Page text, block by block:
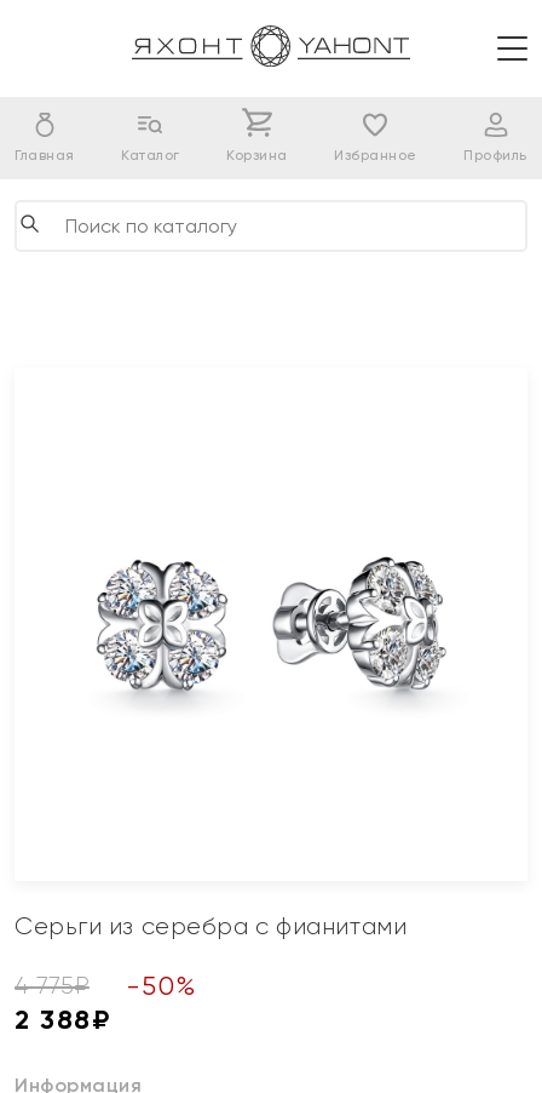
Главная Каталог Корзина Избранное Профиль
Серьги из серебра с фианитами
4 775₽ -50%
2 388₽
Информация